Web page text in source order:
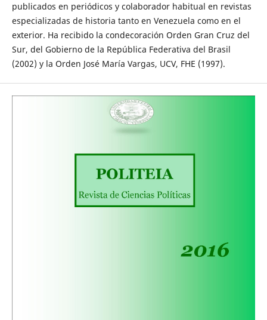
publicados en periódicos y colaborador habitual en revistas
especializadas de historia tanto en Venezuela como en el
exterior. Ha recibido la condecoración Orden Gran Cruz del
Sur, del Gobierno de la República Federativa del Brasil
(2002) y la Orden José María Vargas, UCV, FHE (1997).